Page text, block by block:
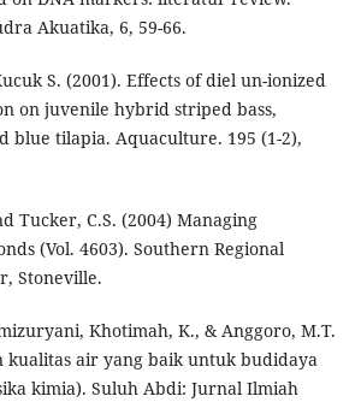
Akuatika, 6, 59-66.
S. (2001). Effects of diel un-ionized
on juvenile hybrid striped bass,
blue tilapia. Aquaculture. 195 (1-2),
Tucker, C.S. (2004) Managing
(Vol. 4603). Southern Regional
Stoneville.
Khotimah, K., & Anggoro, M.T.
kualitas air yang baik untuk budidaya
kimia). Suluh Abdi: Jurnal Ilmiah